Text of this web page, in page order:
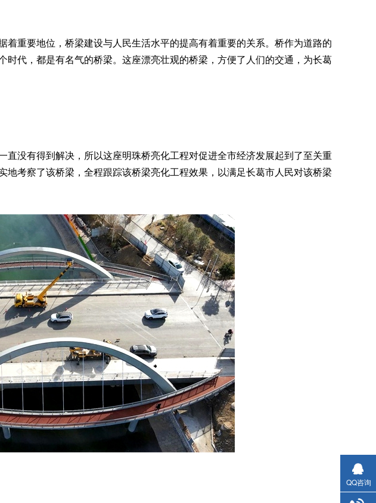
重要地位，桥梁建设与人民生活水平的提高有着重要的关系。桥作为道路的
时代， 都是有名气的桥梁。这座漂亮壮观的桥梁，方便了人们的交通，为长葛
没有得到解决，所以这座明珠桥亮化工程对促进全市经济发展起到了至关重
考察了该桥梁，全程跟踪该桥梁亮化工程效果，以满足长葛市人民对该桥梁
QQ咨询